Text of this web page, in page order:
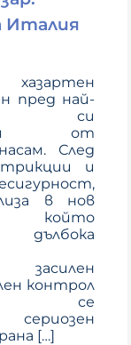
Италия
хазартен
пред най-
си
от
След
и
в нов
контрол
се
[…]